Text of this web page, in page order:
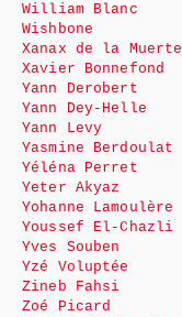
William Blanc
Wishbone
Xanax de la Muerte
Xavier Bonnefond
Yann Derobert
Yann Dey-Helle
Yann Levy
Yasmine Berdoulat
Yéléna Perret
Yeter Akyaz
Yohanne Lamoulère
Youssef El-Chazli
Yves Souben
Yzé Voluptée
Zineb Fahsi
Zoé Picard